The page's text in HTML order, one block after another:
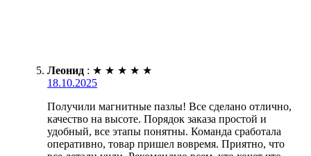
Леонид : ★ ★ ★ ★ ★
18.10.2025
Получили магнитные пазлы! Все сделано отлично,
качество на высоте. Порядок заказа простой и
удобный, все этапы понятны. Команда сработала
оперативно, товар пришел вовремя. Приятно, что